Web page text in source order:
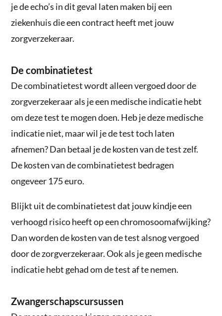
je de echo’s in dit geval laten maken bij een
ziekenhuis die een contract heeft met jouw
zorgverzekeraar.
De combinatietest
De combinatietest wordt alleen vergoed door de
zorgverzekeraar als je een medische indicatie hebt
om deze test te mogen doen. Heb je deze medische
indicatie niet, maar wil je de test toch laten
afnemen? Dan betaal je de kosten van de test zelf.
De kosten van de combinatietest bedragen
ongeveer 175 euro.
Blijkt uit de combinatietest dat jouw kindje een
verhoogd risico heeft op een chromosoomafwijking?
Dan worden de kosten van de test alsnog vergoed
door de zorgverzekeraar. Ook als je geen medische
indicatie hebt gehad om de test af te nemen.
Zwangerschapscursussen